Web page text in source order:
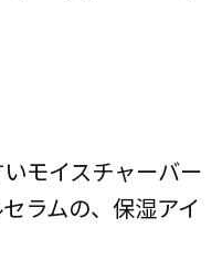
モイスチャーバー
ラムの、保湿アイ